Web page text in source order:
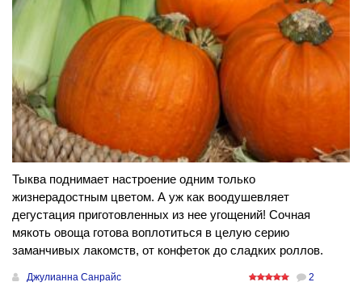
Тыква поднимает настроение одним только
жизнерадостным цветом. А уж как воодушевляет
дегустация приготовленных из нее угощений! Сочная
мякоть овоща готова воплотиться в целую серию
заманчивых лакомств, от конфеток до сладких роллов.
Джулианна Санрайс 2